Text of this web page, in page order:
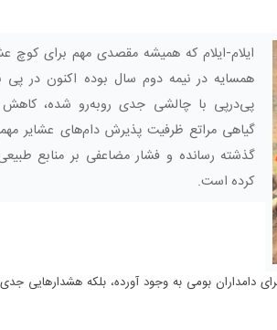
ایلام-ایلام که همیشه مقصدی مهم برای کوچ
همسایه در نیمه دوم سال بوده اکنون در
پی‌درپی با چالشی جدی روبه‌رو شده،
گیاهی مراتع ظرفیت پذیرش دام‌های عشایر
گذشته رسانده و فشار مضاعفی بر منابع
کرده است.
دامداران بومی به وجود آورده، بلکه هشدارهایی